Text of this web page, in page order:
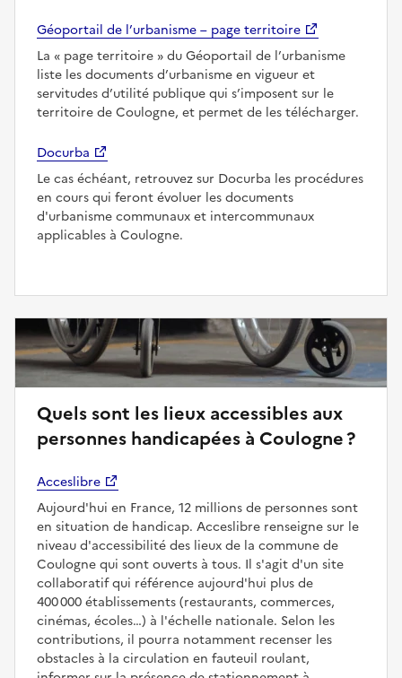
Géoportail de l’urbanisme – page territoire
La
page territoire
du Géoportail de l’urbanisme
liste les documents d’urbanisme en vigueur et
servitudes d’utilité publique qui s’imposent sur le
territoire de Coulogne, et permet de les télécharger.
Docurba
Le cas échéant, retrouvez sur Docurba les procédures
en cours qui feront évoluer les documents
d'urbanisme communaux et intercommunaux
applicables à Coulogne.
Quels sont les lieux accessibles aux
personnes handicapées à Coulogne ?
Acceslibre
Aujourd'hui en France, 12 millions de personnes sont
en situation de handicap. Acceslibre renseigne sur le
niveau d'accessibilité des lieux de la commune de
Coulogne qui sont ouverts à tous. Il s'agit d'un site
collaboratif qui référence aujourd'hui plus de
400 000 établissements (restaurants, commerces,
cinémas, écoles…) à l'échelle nationale. Selon les
contributions, il pourra notamment recenser les
obstacles à la circulation en fauteuil roulant,